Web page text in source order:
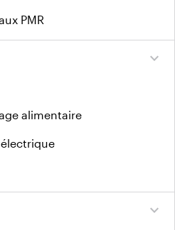
PMR
expand_more
alimentaire
expand_more